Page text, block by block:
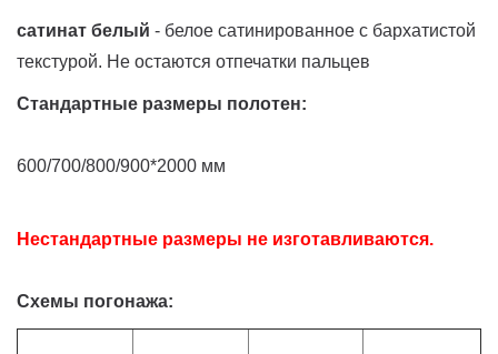
сатинат белый - белое сатинированное с бархатистой
текстурой. Не остаются отпечатки пальцев
Стандартные размеры полотен:
600/700/800/900*2000 мм
Нестандартные размеры не изготавливаются.
Схемы погонажа: